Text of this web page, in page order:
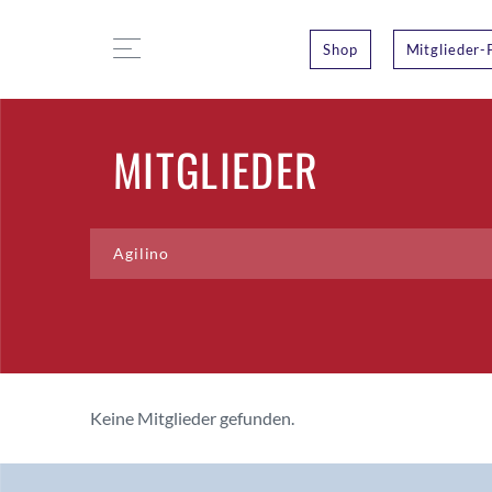
Shop Mitglieder-
MITGLIEDER
Keine Mitglieder gefunden.